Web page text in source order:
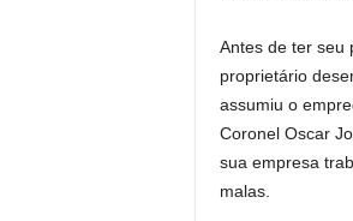
Antes de ter seu
proprietário
assumiu o
Coronel Oscar
sua empresa
malas.